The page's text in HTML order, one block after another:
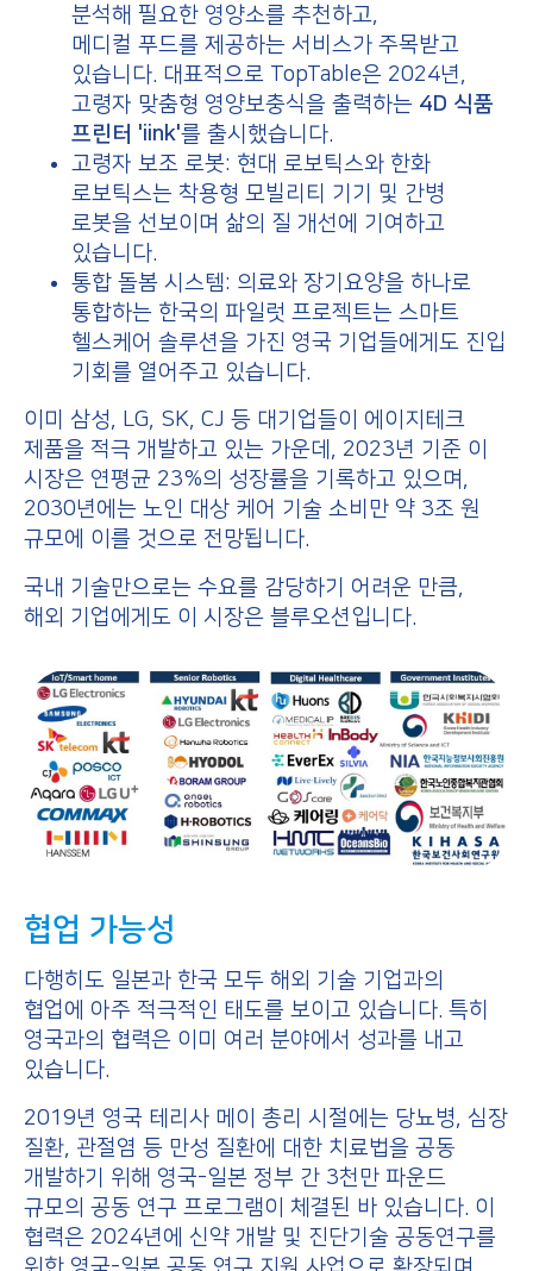
분석해 필요한 영양소를 추천하고,
메디컬 푸드를 제공하는 서비스가 주목받고
있습니다. 대표적으로 TopTable은 2024년,
고령자 맞춤형 영양보충식을 출력하는 4D 식품
프린터 'iink'를 출시했습니다.
고령자 보조 로봇: 현대 로보틱스와 한화
로보틱스는 착용형 모빌리티 기기 및 간병
로봇을 선보이며 삶의 질 개선에 기여하고
있습니다.
통합 돌봄 시스템: 의료와 장기요양을 하나로
통합하는 한국의 파일럿 프로젝트는 스마트
헬스케어 솔루션을 가진 영국 기업들에게도 진입
기회를 열어주고 있습니다.
이미 삼성, LG, SK, CJ 등 대기업들이 에이지테크
제품을 적극 개발하고 있는 가운데, 2023년 기준 이
시장은 연평균 23%의 성장률을 기록하고 있으며,
2030년에는 노인 대상 케어 기술 소비만 약 3조 원
규모에 이를 것으로 전망됩니다.
국내 기술만으로는 수요를 감당하기 어려운 만큼,
해외 기업에게도 이 시장은 블루오션입니다.
협업 가능성
다행히도 일본과 한국 모두 해외 기술 기업과의
협업에 아주 적극적인 태도를 보이고 있습니다. 특히
영국과의 협력은 이미 여러 분야에서 성과를 내고
있습니다.
2019년 영국 테리사 메이 총리 시절에는 당뇨병, 심장
질환, 관절염 등 만성 질환에 대한 치료법을 공동
개발하기 위해 영국-일본 정부 간 3천만 파운드
규모의 공동 연구 프로그램이 체결된 바 있습니다. 이
협력은 2024년에 신약 개발 및 진단기술 공동연구를